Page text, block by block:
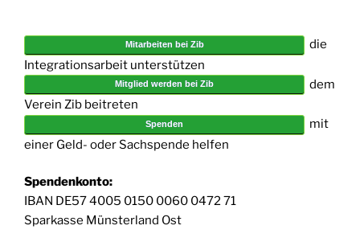
Mitarbeiten bei Zib
die
Integrationsarbeit unterstützen
Mitglied werden bei Zib
dem
Verein Zib beitreten
Spenden
mit
einer Geld- oder Sachspende helfen
Spendenkonto:
IBAN DE57 4005 0150 0060 0472 71
Sparkasse Münsterland Ost